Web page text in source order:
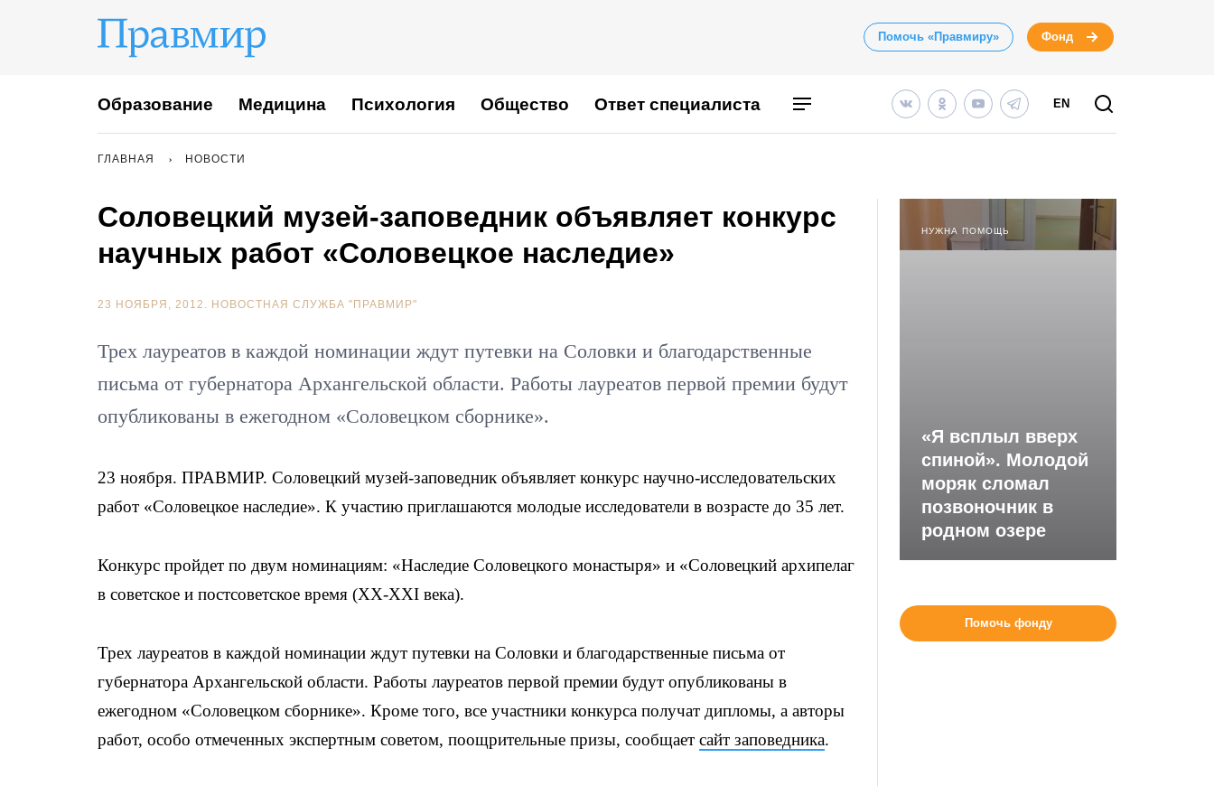
Помочь «Правмиру» Фонд
Образование Медицина Психология Общество Ответ специалиста EN
ГЛАВНАЯ НОВОСТИ
Соловецкий музей-заповедник объявляет конкурс
научных работ «Соловецкое наследие»
23 НОЯБРЯ, 2012. НОВОСТНАЯ СЛУЖБА "ПРАВМИР"
Трех лауреатов в каждой номинации ждут путевки на Соловки и благодарственные
письма от губернатора Архангельской области. Работы лауреатов первой премии будут
опубликованы в ежегодном «Соловецком сборнике».
23 ноября. ПРАВМИР. Соловецкий музей-заповедник объявляет конкурс научно-исследовательских
работ «Соловецкое наследие». К участию приглашаются молодые исследователи в возрасте до 35 лет.
Конкурс пройдет по двум номинациям: «Наследие Соловецкого монастыря» и «Соловецкий архипелаг
в советское и постсоветское время (XX-XXI века).
Трех лауреатов в каждой номинации ждут путевки на Соловки и благодарственные письма от
губернатора Архангельской области. Работы лауреатов первой премии будут опубликованы в
ежегодном «Соловецком сборнике». Кроме того, все участники конкурса получат дипломы, а авторы
работ, особо отмеченных экспертным советом, поощрительные призы, сообщает сайт заповедника.
НУЖНА ПОМОЩЬ
«Я всплыл вверх
спиной». Молодой
моряк сломал
позвоночник в
родном озере
Помочь фонду